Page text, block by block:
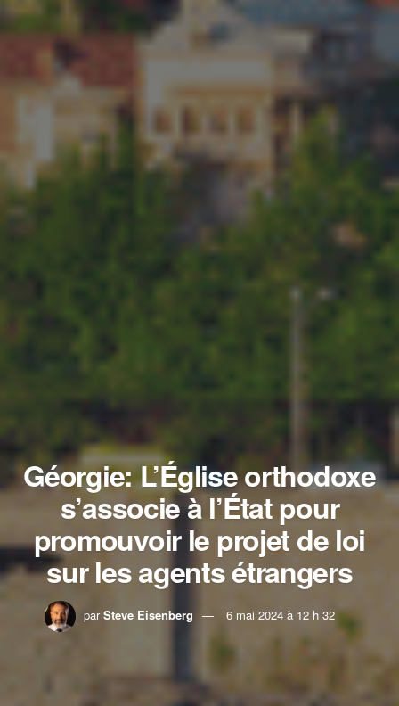
Géorgie: L’Église orthodoxe
s’associe à l’État pour
promouvoir le projet de loi
sur les agents étrangers
par Steve Eisenberg 6 mai 2024 à 12 h 32